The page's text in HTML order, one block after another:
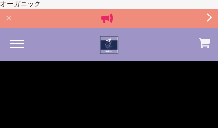
オーガニック